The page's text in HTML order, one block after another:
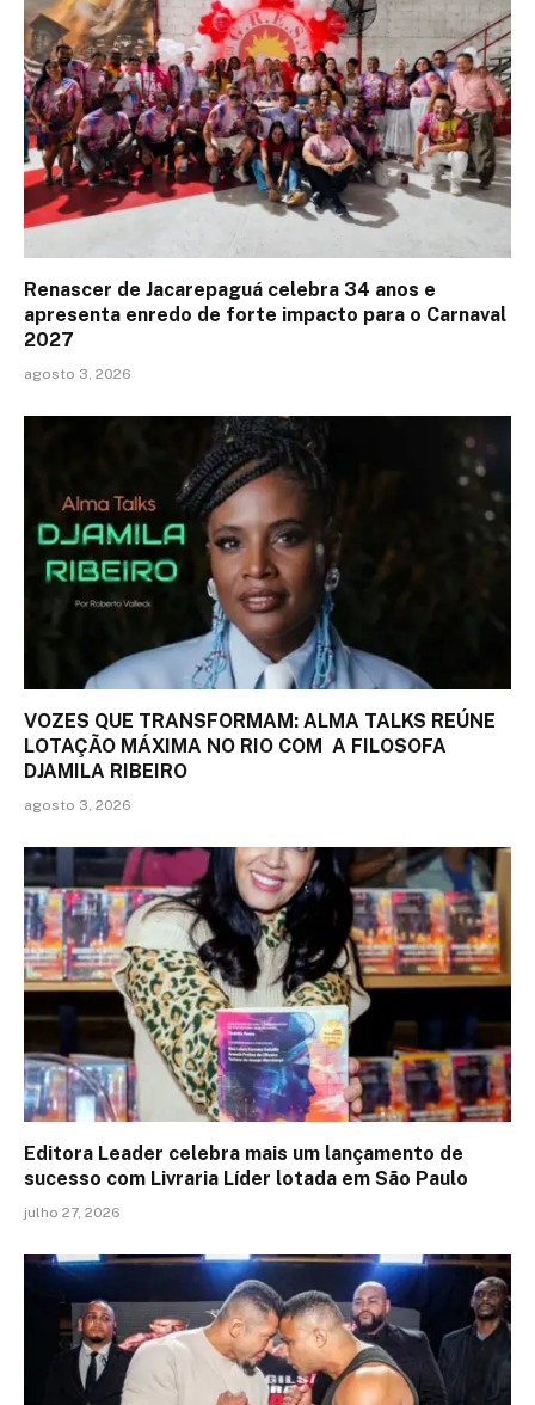
Renascer de Jacarepaguá celebra 34 anos e
apresenta enredo de forte impacto para o Carnaval
2027
agosto 3, 2026
VOZES QUE TRANSFORMAM: ALMA TALKS REÚNE
LOTAÇÃO MÁXIMA NO RIO COM A FILOSOFA
DJAMILA RIBEIRO
agosto 3, 2026
Editora Leader celebra mais um lançamento de
sucesso com Livraria Líder lotada em São Paulo
julho 27, 2026